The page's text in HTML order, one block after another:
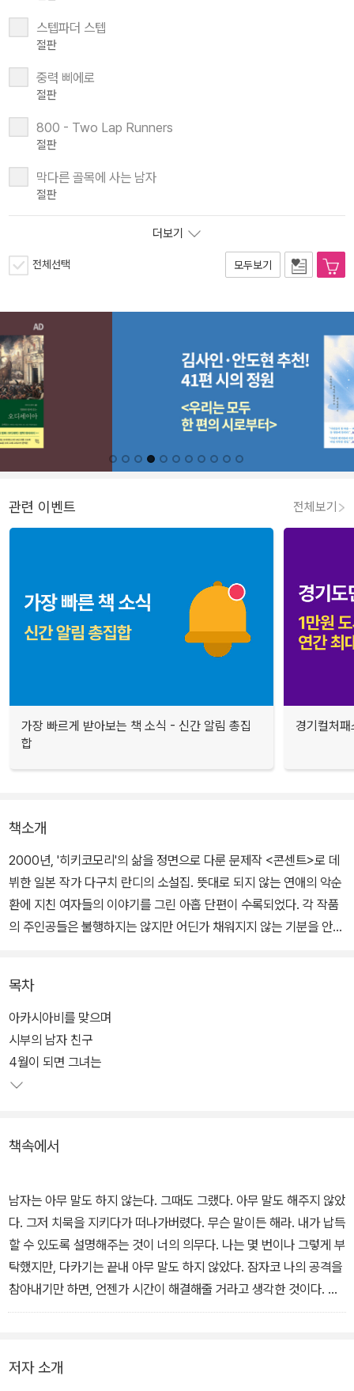
스텝파더 스텝
절판
중력 삐에로
절판
800 - Two Lap Runners
절판
막다른 골목에 사는 남자
절판
더보기
전체선택 모두보기
관련 이벤트 전체보기
가장 빠르게 받아보는 책 소식 - 신간 알림 총집
합
경기컬처
책소개
2000년, '히키코모리'의 삶을 정면으로 다룬 문제작 <콘센트>로 데
뷔한 일본 작가 다구치 란디의 소설집. 뜻대로 되지 않는 연애의 악순
환에 지친 여자들의 이야기를 그린 아홉 단편이 수록되었다. 각 작품
의 주인공들은 불행하지는 않지만 어딘가 채워지지 않는 기분을 안고
각 이야기 속 여자 주인공들은 일에서도 사랑에서도 평균 이하 이상
도 아닌 지극히 평범한 캐릭터들이다. 사랑에 빠진 순간 잠시 황홀하
지만, 사랑을 지속해야 하는 상황에서는 언제나 불안하고, 쉽게 고독
에 빠진다. 간신히 이어가는 관계, 이미 끝나버린 관계, 새로 시작하는
목차
아카시아비를 맞으며
시부의 남자 친구
4월이 되면 그녀는
책속에서
남자는 아무 말도 하지 않는다. 그때도 그랬다. 아무 말도 해주지 않았
다. 그저 치묵을 지키다가 떠나가버렸다. 무슨 말이든 해라. 내가 납득
할 수 있도록 설명해주는 것이 너의 의무다. 나는 몇 번이나 그렇게 부
탁했지만, 다카기는 끝내 아무 말도 하지 않았다. 잠자코 나의 공격을
참아내기만 하면, 언젠가 시간이 해결해줄 거라고 생각한 것이다. 자
신의 불성실함, 자신의 이기심, 자신의 변심, 그 모든 것을 침묵으로
식사를 하고는 잽싸게 나를 내려놓고 가버렸다. 뭐야 이게. 게다가 키
저자 소개